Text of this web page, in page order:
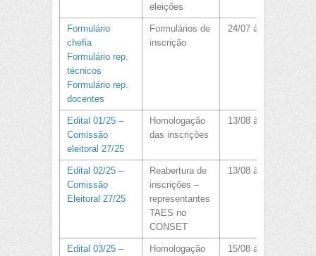
eleições
Formulário
chefia
Formulário rep.
técnicos
Formulário rep.
docentes
Formulários de
inscrição
24/07 às 12:31
Edital 01/25 –
Comissão
eleitoral 27/25
Homologação
das inscrições
13/08 às 21:00
Edital 02/25 –
Comissão
Eleitoral 27/25
Reabertura de
inscrições –
representantes
TAES no
CONSET
13/08 às 21:00
Edital 03/25 –
Homologação
15/08 às 17:00